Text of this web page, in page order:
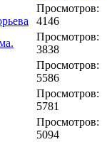
Просмотров:
4146
Просмотров:
3838
Просмотров:
5586
Просмотров:
5781
Просмотров:
5094